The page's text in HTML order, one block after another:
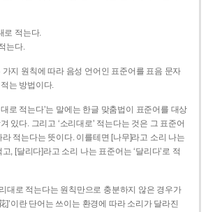
로 적는다.
는다.
가지 원칙에 따라 음성 언어인 표준어를 표음 문자
는 방법이다.
로 적는다’는 말에는 한글 맞춤법이 표준어를 대상
있다. 그리고 ‘소리대로’ 적는다는 것은 그 표준어
적는다는 뜻이다. 이를테면 [나무]라고 소리 나는
고, [달리다]라고 소리 나는 표준어는 ‘달리다’로 적
대로 적는다는 원칙만으로 충분하지 않은 경우가
]’이란 단어는 쓰이는 환경에 따라 소리가 달라진